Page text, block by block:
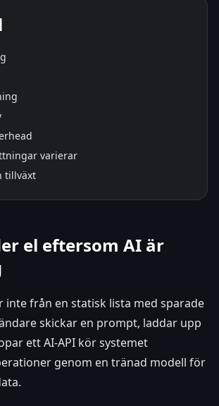
varierar
tillväxt
el eftersom AI är
inte från en statisk lista med sparade
skickar en prompt, laddar upp
ett AI-API kör systemet
genom en tränad modell för